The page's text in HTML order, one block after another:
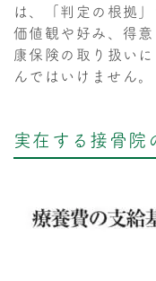
は、「判定の根拠
価値観や好み、得
康保険の取り扱い
んではいけません。
実在する接骨院